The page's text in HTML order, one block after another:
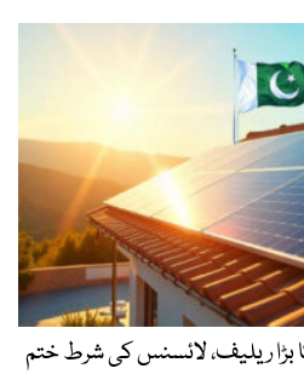
بڑا ریلیف، لائسنس کی شرط ختم